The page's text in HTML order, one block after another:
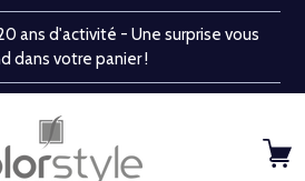
ans d'activité - Une surprise vous
dans votre panier !